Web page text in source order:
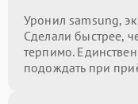
Уронил samsung,
Сделали быстрее,
терпимо.
подождать при